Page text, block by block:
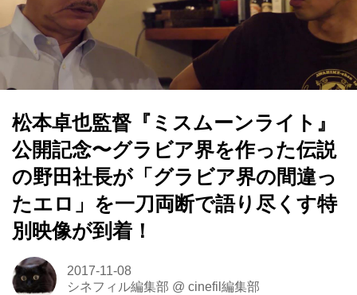
松本卓也監督『ミスムーンライト』
公開記念〜グラビア界を作った伝説
の野田社長が「グラビア界の間違っ
たエロ」を一刀両断で語り尽くす特
別映像が到着！
2017-11-08
シネフィル編集部 @ cinefil編集部